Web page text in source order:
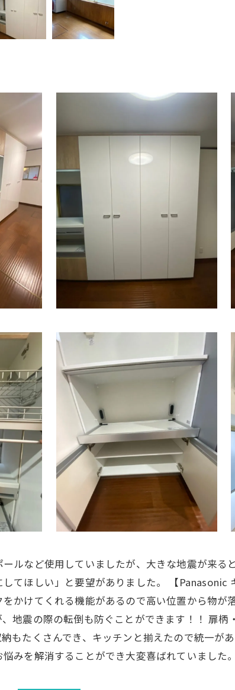
ルなど使用していましたが、大きな地震が来る
てほしい」と要望がありました。 【Panasonic
かけてくれる機能があるので高い位置から物が
地震の際の転倒も防ぐことができます！！ 扉柄
もたくさんでき、キッチンと揃えたので統一が
みを解消することができ大変喜ばれていました。